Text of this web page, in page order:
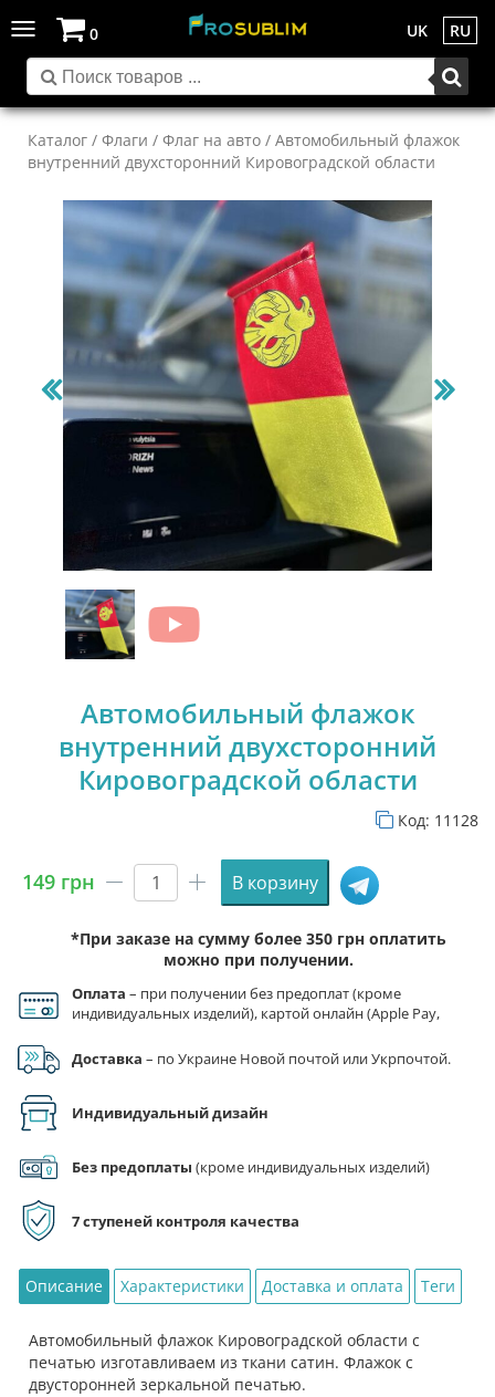
Toggle
navigation
UK RU
0
Каталог / Флаги / Флаг на авто / Автомобильный флажок
внутренний двухсторонний Кировоградской области
Автомобильный флажок
внутренний двухсторонний
Кировоградской области
Код: 11128
149 грн
Количество
Автомобильный
флажок
внутренний
двухсторонний
области
В корзину
*При заказе на сумму более 350 грн оплатить
можно при получении.
Оплата – при получении без предоплат (кроме
индивидуальных изделий), картой онлайн (Apple Pay,
Доставка – по Украине Новой почтой или Укрпочтой.
Индивидуальный дизайн
Без предоплаты (кроме индивидуальных изделий)
7 ступеней контроля качества
Описание Характеристики Доставка и оплата Теги
Автомобильный флажок Кировоградской области с
печатью изготавливаем из ткани сатин. Флажок с
двусторонней зеркальной печатью.